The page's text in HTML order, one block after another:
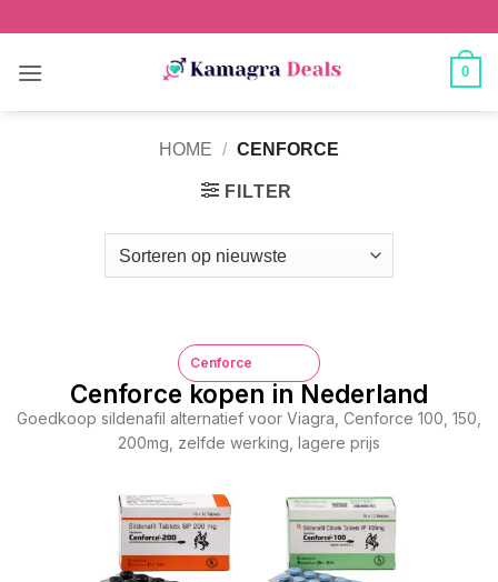
0
HOME / CENFORCE
FILTER
Cenforce
Cenforce kopen in Nederland
Goedkoop sildenafil alternatief voor Viagra, Cenforce 100, 150,
200mg, zelfde werking, lagere prijs